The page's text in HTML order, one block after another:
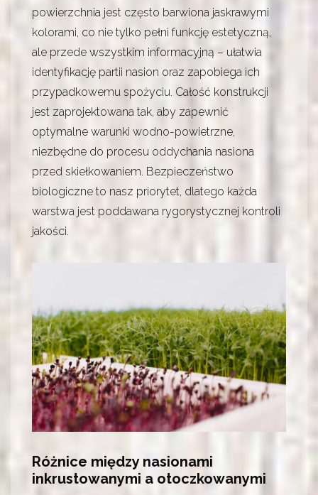
powierzchnia jest często barwiona jaskrawymi
kolorami, co nie tylko pełni funkcję estetyczną,
ale przede wszystkim informacyjną – ułatwia
identyfikację partii nasion oraz zapobiega ich
przypadkowemu spożyciu. Całość konstrukcji
jest zaprojektowana tak, aby zapewnić
optymalne warunki wodno-powietrzne,
niezbędne do procesu oddychania nasiona
przed skiełkowaniem. Bezpieczeństwo
biologiczne to nasz priorytet, dlatego każda
warstwa jest poddawana rygorystycznej kontroli
jakości.
Różnice między nasionami
inkrustowanymi a otoczkowanymi